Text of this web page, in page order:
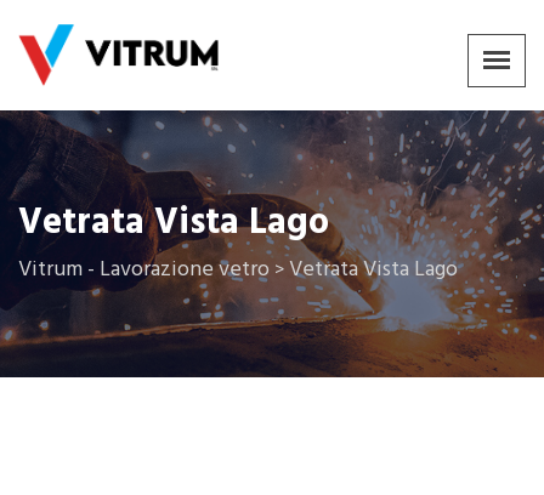
Vetrata Vista Lago
Vitrum - Lavorazione vetro >Vetrata Vista Lago